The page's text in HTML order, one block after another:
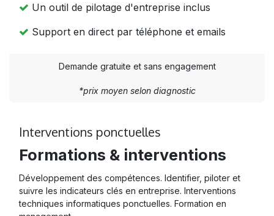
Interventions ponctuelles
Formations & interventions
Développement des compétences. Identifier, piloter et
suivre les indicateurs clés en entreprise. Interventions
techniques informatiques ponctuelles. Formation en
Un outil de pilotage d'entreprise inclus
Support en direct par téléphone et emails
Demande gratuite et sans engagement
*prix moyen selon diagnostic